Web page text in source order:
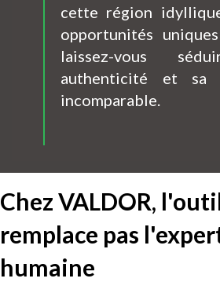
cette région
opportunités
laissez-vous
authenticité et
incomparable.
Chez VALDOR,
remplace pas
humaine